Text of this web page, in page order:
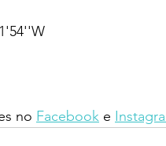
no Facebook e